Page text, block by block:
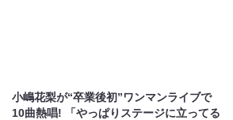
小嶋花梨が“卒業後初”ワンマンライブで
10曲熱唱! 「やっぱりステージに立ってる